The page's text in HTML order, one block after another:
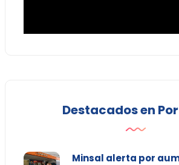
Destacados en
Minsal alerta por